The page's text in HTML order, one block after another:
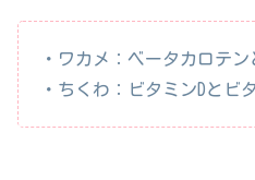
・ワカメ：ベータカロテ
・ちくわ：ビタミンDとビ